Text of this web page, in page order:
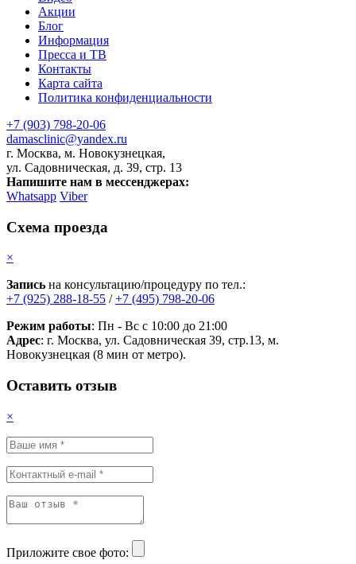
Акции
Блог
Информация
Пресса и ТВ
Контакты
Карта сайта
Политика конфиденциальности
+7 (903) 798-20-06
damasclinic@yandex.ru
г. Москва, м. Новокузнецкая,
ул. Садовническая, д. 39, стр. 13
Напишите нам в мессенджерах:
Whatsapp Viber
Схема проезда
×
Запись на консультацию/процедуру по тел.:
+7 (925) 288-18-55 /+7 (495) 798-20-06
Режим работы: Пн - Вс с 10:00 до 21:00
Адрес: г. Москва, ул. Садовническая 39, стр.13, м.
Новокузнецкая (8 мин от метро).
Оставить отзыв
×
Приложите свое фото: